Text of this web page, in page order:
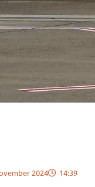
2024 14:39